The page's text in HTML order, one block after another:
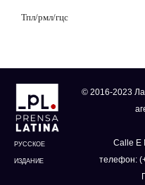
Тпл/рмл/гцс
РУССКОЕ
ИЗДАНИЕ
© 2016-2023
Calle E
телефон: